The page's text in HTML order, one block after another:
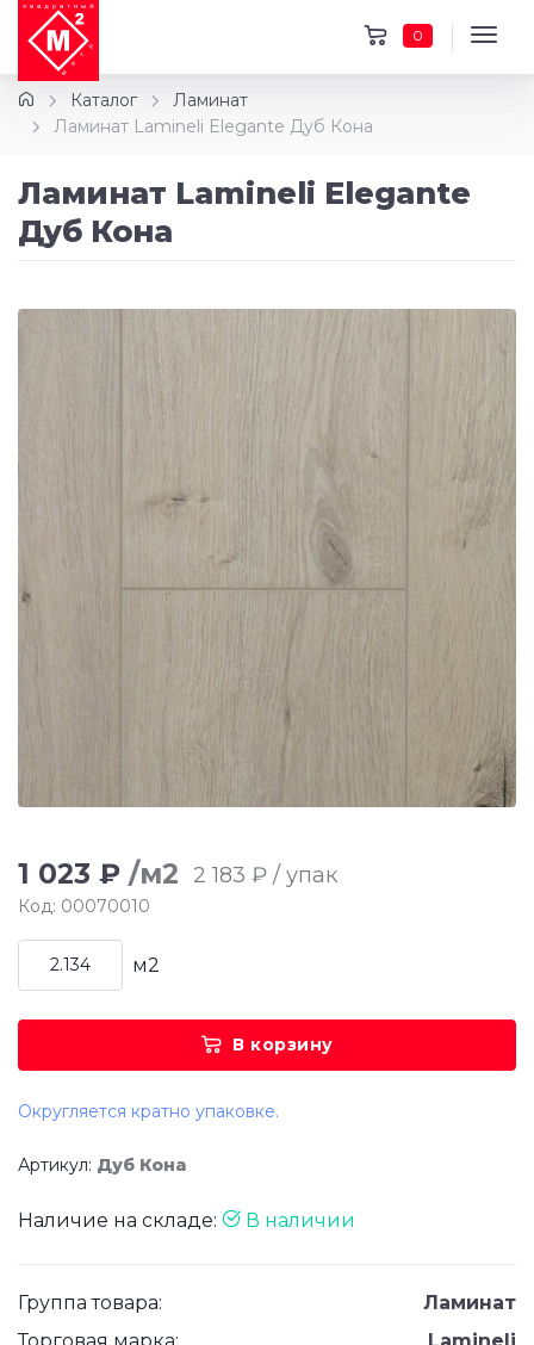
0
Каталог
Ламинат
Ламинат Lamineli Elegante Дуб Кона
Ламинат Lamineli Elegante
Дуб Кона
1 023 ₽ /м2 2 183 ₽ / упак
Код: 00070010
м2
В корзину
Округляется кратно упаковке.
Артикул: Дуб Кона
Наличие на складе: В наличии
Группа товара:
Ламинат